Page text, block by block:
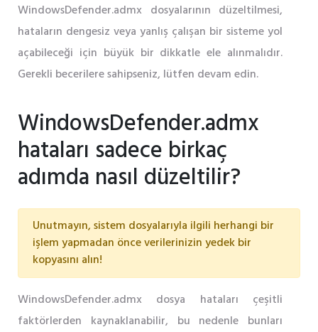
WindowsDefender.admx dosyalarının düzeltilmesi,
hataların dengesiz veya yanlış çalışan bir sisteme yol
açabileceği için büyük bir dikkatle ele alınmalıdır.
Gerekli becerilere sahipseniz, lütfen devam edin.
WindowsDefender.admx
hataları sadece birkaç
adımda nasıl düzeltilir?
Unutmayın, sistem dosyalarıyla ilgili herhangi bir
işlem yapmadan önce verilerinizin yedek bir
kopyasını alın!
WindowsDefender.admx dosya hataları çeşitli
faktörlerden kaynaklanabilir, bu nedenle bunları